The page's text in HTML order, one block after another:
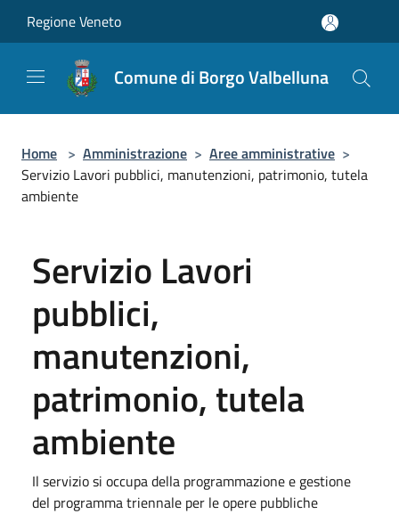
Regione Veneto
Comune di Borgo Valbelluna
Home > Amministrazione > Aree amministrative >
Servizio Lavori pubblici, manutenzioni, patrimonio, tutela
ambiente
Servizio Lavori
pubblici,
manutenzioni,
patrimonio, tutela
ambiente
Il servizio si occupa della programmazione e gestione
del programma triennale per le opere pubbliche